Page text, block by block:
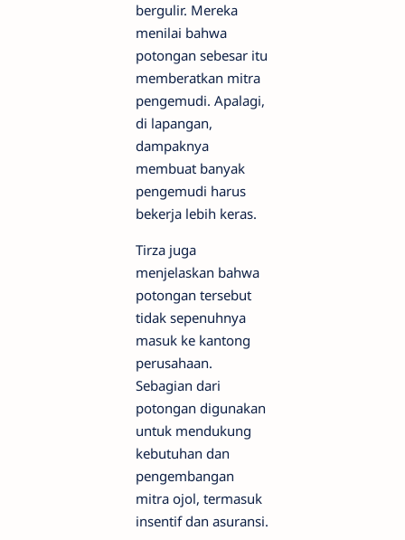
bergulir. Mereka
menilai bahwa
potongan sebesar itu
memberatkan mitra
pengemudi. Apalagi,
di lapangan,
dampaknya
membuat banyak
pengemudi harus
bekerja lebih keras.
Tirza juga
menjelaskan bahwa
potongan tersebut
tidak sepenuhnya
masuk ke kantong
perusahaan.
Sebagian dari
potongan digunakan
untuk mendukung
kebutuhan dan
pengembangan
mitra ojol, termasuk
insentif dan asuransi.